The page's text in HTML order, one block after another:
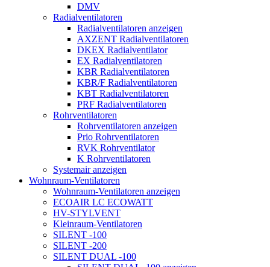
DMV
Radialventilatoren
Radialventilatoren anzeigen
AXZENT Radialventilatoren
DKEX Radialventilator
EX Radialventilatoren
KBR Radialventilatoren
KBR/F Radialventilatoren
KBT Radialventilatoren
PRF Radialventilatoren
Rohrventilatoren
Rohrventilatoren anzeigen
Prio Rohrventilatoren
RVK Rohrventilator
K Rohrventilatoren
Systemair anzeigen
Wohnraum-Ventilatoren
Wohnraum-Ventilatoren anzeigen
ECOAIR LC ECOWATT
HV-STYLVENT
Kleinraum-Ventilatoren
SILENT -100
SILENT -200
SILENT DUAL -100